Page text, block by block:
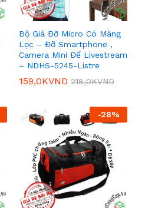
Bộ Giá Đỡ Micro Có Màng
Lọc – Đỡ Smartphone ,
Camera Mini Để Livestream
– NDHS-5245-Listre
159,0KVND 218,0KVND
-28%